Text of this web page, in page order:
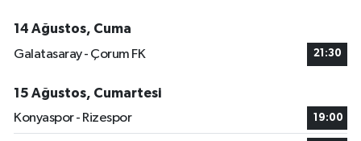
14 Ağustos, Cuma
Galatasaray - Çorum FK
21:30
15 Ağustos, Cumartesi
Konyaspor - Rizespor
19:00